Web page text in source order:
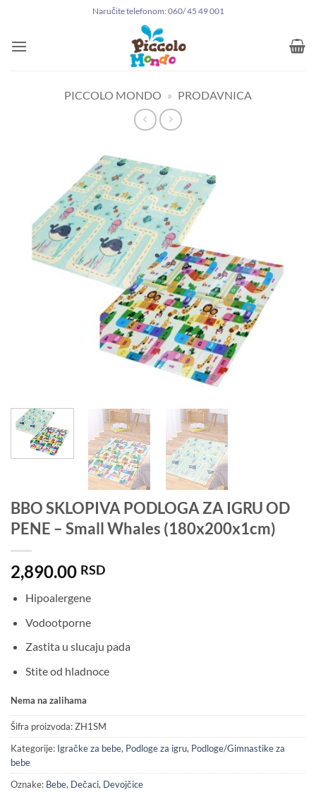
sadržaj
Naručite telefonom: 060/ 45 49 001
PICCOLO MONDO » PRODAVNICA
BBO SKLOPIVA PODLOGA ZA IGRU OD
PENE – Small Whales (180x200x1cm)
2,890.00 RSD
Hipoalergene
Vodootporne
Zastita u slucaju pada
Stite od hladnoce
Nema na zalihama
Šifra proizvoda:ZH1SM
Kategorije: Igračke za bebe, Podloge za igru, Podloge/Gimnastike za
bebe
Oznake: Bebe, Dečaci, Devojčice